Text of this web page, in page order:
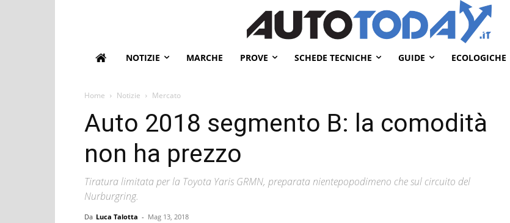
NOTIZIE MARCHE PROVE SCHEDE TECNICHE GUIDE ECOLOGICHE
Home Notizie Mercato
Auto 2018 segmento B: la comodità
non ha prezzo
Tiratura limitata per la Toyota Yaris GRMN, preparata nientepopodimeno che sul circuito del
Nurburgring.
Da Luca Talotta - Mag 13, 2018